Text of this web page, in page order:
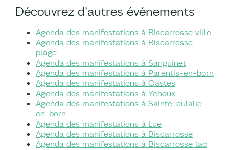
Découvrez d'autres événements
Agenda des manifestations à Biscarrosse ville
Agenda des manifestations à Biscarrosse
plage
Agenda des manifestations à Sanguinet
Agenda des manifestations à Parentis-en-born
Agenda des manifestations à Gastes
Agenda des manifestations à Ychoux
Agenda des manifestations à Sainte-eulalie-
en-born
Agenda des manifestations à Lue
Agenda des manifestations à Biscarrosse
Agenda des manifestations à Biscarrosse lac